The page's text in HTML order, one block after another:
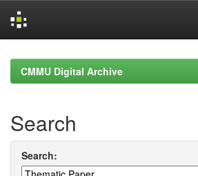
navigationCMMU Digital Archive
Search
Search: